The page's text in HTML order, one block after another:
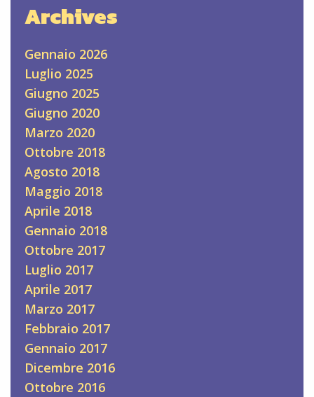
Archives
Gennaio 2026
Luglio 2025
Giugno 2025
Giugno 2020
Marzo 2020
Ottobre 2018
Agosto 2018
Maggio 2018
Aprile 2018
Gennaio 2018
Ottobre 2017
Luglio 2017
Aprile 2017
Marzo 2017
Febbraio 2017
Gennaio 2017
Dicembre 2016
Ottobre 2016